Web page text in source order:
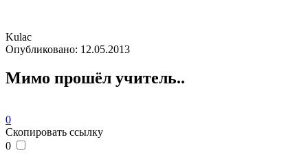
Kulac
Опубликовано: 12.05.2013
Мимо прошёл учитель..
0
Скопировать ссылку
0